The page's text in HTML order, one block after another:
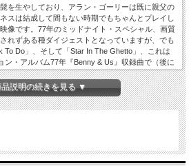
を生やしており、アラン・ゴーリーは既に親父の
スは結成して間もない時期でもちゃんとプレイし
像です。77年のミッドナイト・スペシャル、画質
れずある種ダイジェストとなっていますが、でも
To Do」、そして「Star In The Ghetto」、これは
ン・アルバム77年『Benny & Us』収録曲で（後に
Last』再収録されます）この時期ならではの貴重
。そして主軸となる79年『Rock Goes To
』から79年『Feel No Fret』まで70年代後半
リがまたどれもこれも素晴らしい出来です。'Old
10 July 1973 Put It Where You Want It 'Midnight
10 July 1977 W/ Sammy Figueroa (Congas) Pick
Guildford, England 1979 When Will You Be Mine
Of Your Own I'm The One Walk On By Feel No Fret
説明の続きを見る ▼